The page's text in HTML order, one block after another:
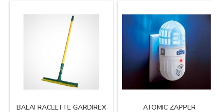
BALAI RACLETTE GARDIREX ATOMIC ZAPPER